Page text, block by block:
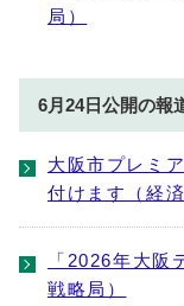
局）
6月24日公開の報
大阪市プレミ
付けます（経済
「2026年大阪
戦略局）